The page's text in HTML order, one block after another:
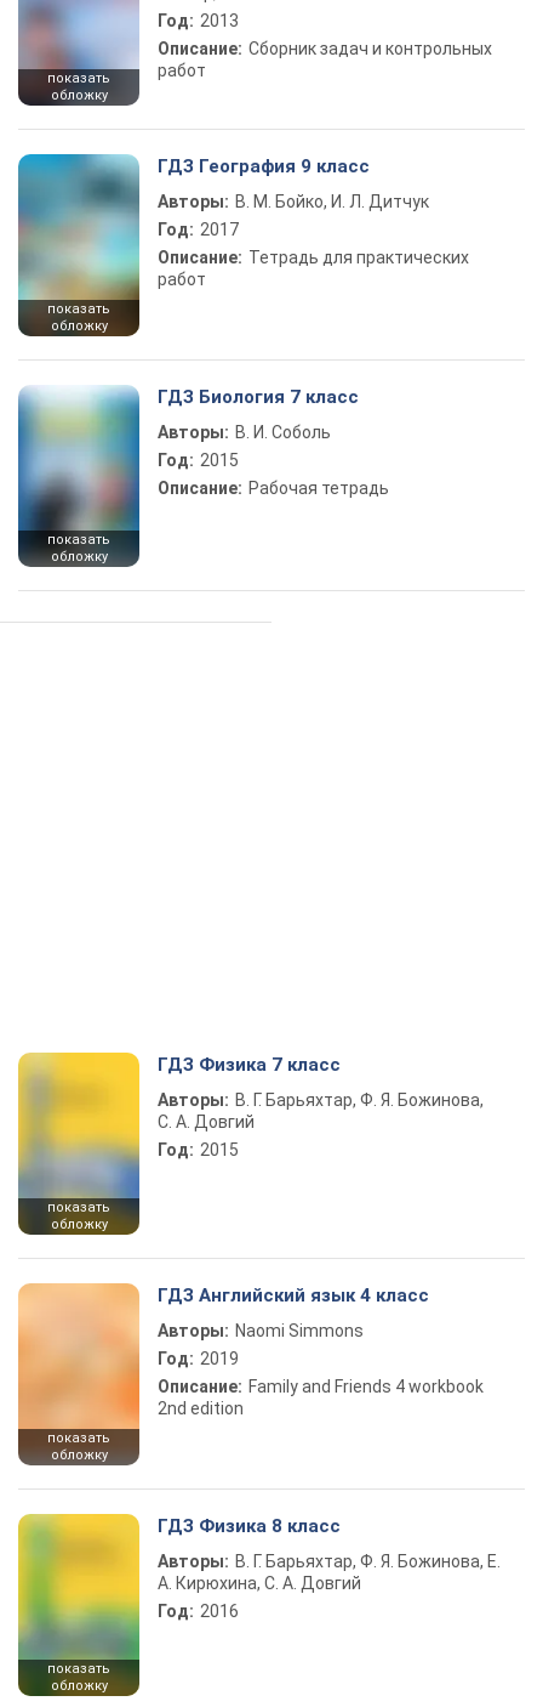
показать
обложку
Год: 2013
Описание: Сборник задач и контрольных
работ
показать
обложку
ГДЗ География 9 класс
Авторы: В. М. Бойко, И. Л. Дитчук
Год: 2017
Описание: Тетрадь для практических
работ
показать
обложку
ГДЗ Биология 7 класс
Авторы: В. И. Соболь
Год: 2015
Описание: Рабочая тетрадь
показать
обложку
ГДЗ Физика 7 класс
Авторы: В. Г. Барьяхтар, Ф. Я. Божинова,
С. А. Довгий
Год: 2015
показать
обложку
ГДЗ Английский язык 4 класс
Авторы: Naomi Simmons
Год: 2019
Описание: Family and Friends 4 workbook
2nd edition
показать
обложку
ГДЗ Физика 8 класс
Авторы: В. Г. Барьяхтар, Ф. Я. Божинова, Е.
А. Кирюхина, С. А. Довгий
Год: 2016